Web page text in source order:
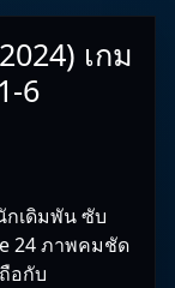
เกม
6
กเดิมพัน ซับ
24 ภาพคมชัด
อกับ